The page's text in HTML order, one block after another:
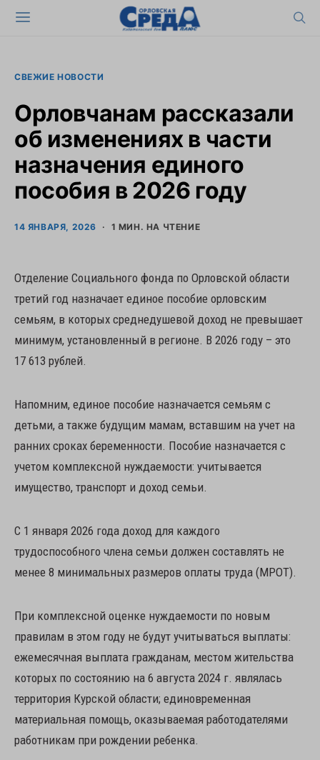
СВЕЖИЕ НОВОСТИ
Орловчанам рассказали
об изменениях в части
назначения единого
пособия в 2026 году
14 ЯНВАРЯ, 2026 1 МИН. НА ЧТЕНИЕ
Отделение Социального фонда по Орловской области
третий год назначает единое пособие орловским
семьям, в которых среднедушевой доход не превышает
минимум, установленный в регионе. В 2026 году – это
17 613 рублей.
Напомним, единое пособие назначается семьям с
детьми, а также будущим мамам, вставшим на учет на
ранних сроках беременности. Пособие назначается с
учетом комплексной нуждаемости: учитывается
имущество, транспорт и доход семьи.
С 1 января 2026 года доход для каждого
трудоспособного члена семьи должен составлять не
менее 8 минимальных размеров оплаты труда (МРОТ).
При комплексной оценке нуждаемости по новым
правилам в этом году не будут учитываться выплаты:
ежемесячная выплата гражданам, местом жительства
которых по состоянию на 6 августа 2024 г. являлась
территория Курской области; единовременная
материальная помощь, оказываемая работодателями
работникам при рождении ребенка.